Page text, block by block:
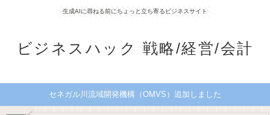
生成AIに尋ねる前にちょっと立ち寄るビジネスサイト
ビジネスハック 戦略/経営/会計
セネガル川流域開発機構（OMVS）追加しました